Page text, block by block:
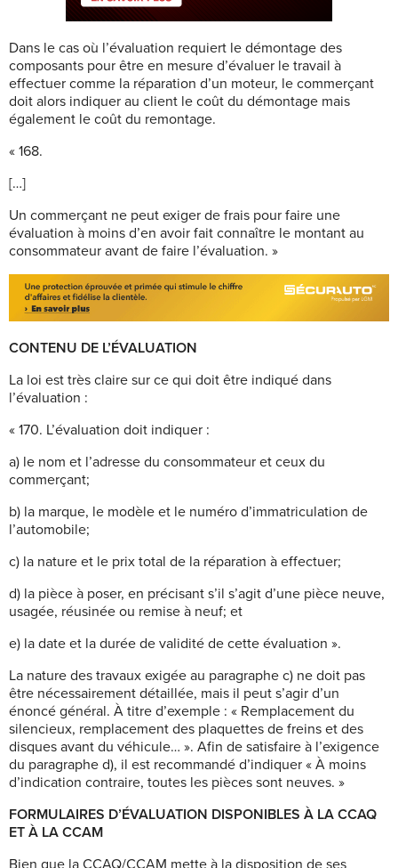
Dans le cas où l’évaluation requiert le démontage des
composants pour être en mesure d’évaluer le travail à
effectuer comme la réparation d’un moteur, le commerçant
doit alors indiquer au client le coût du démontage mais
également le coût du remontage.
« 168.
[…]
Un commerçant ne peut exiger de frais pour faire une
évaluation à moins d’en avoir fait connaître le montant au
consommateur avant de faire l’évaluation. »
CONTENU DE L’ÉVALUATION
La loi est très claire sur ce qui doit être indiqué dans
l’évaluation :
« 170. L’évaluation doit indiquer :
a) le nom et l’adresse du consommateur et ceux du
commerçant;
b) la marque, le modèle et le numéro d’immatriculation de
l’automobile;
c) la nature et le prix total de la réparation à effectuer;
d) la pièce à poser, en précisant s’il s’agit d’une pièce neuve,
usagée, réusinée ou remise à neuf; et
e) la date et la durée de validité de cette évaluation ».
La nature des travaux exigée au paragraphe c) ne doit pas
être nécessairement détaillée, mais il peut s’agir d’un
énoncé général. À titre d’exemple : « Remplacement du
silencieux, remplacement des plaquettes de freins et des
disques avant du véhicule… ». Afin de satisfaire à l’exigence
du paragraphe d), il est recommandé d’indiquer « À moins
d’indication contraire, toutes les pièces sont neuves. »
FORMULAIRES D’ÉVALUATION DISPONIBLES À LA CCAQ
ET À LA CCAM
Bien que la CCAQ/CCAM mette à la disposition de ses